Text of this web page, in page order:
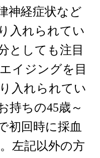
神経症状など
入れられてい
としても注目
イジングを目
入れられてい
持ちの45歳～
初回時に採血
左記以外の方